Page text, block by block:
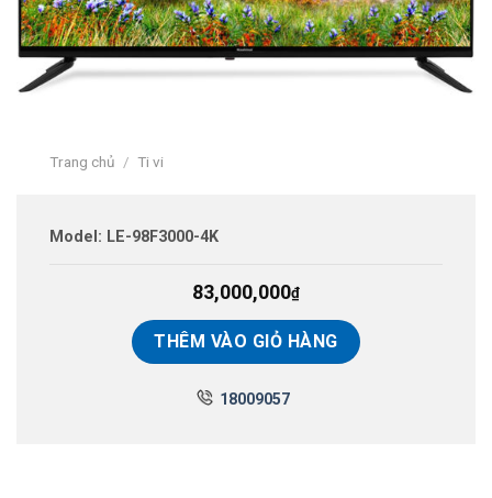
Trang chủ / Ti vi
Model: LE-98F3000-4K
83,000,000₫
THÊM VÀO GIỎ HÀNG
18009057